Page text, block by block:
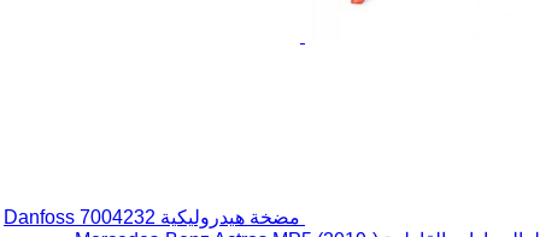
مضخة هيدروليكية Danfoss 7004232